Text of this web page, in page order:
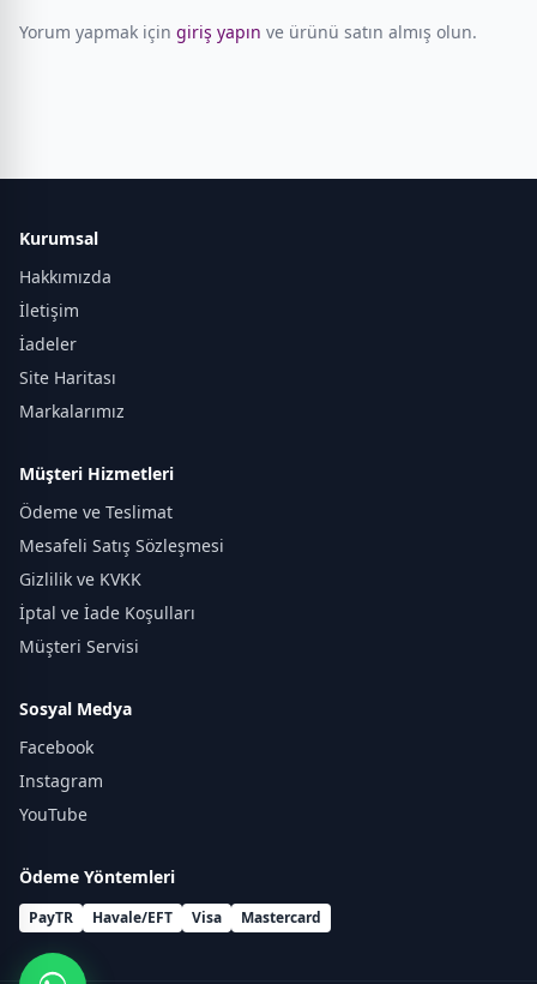
Yorum yapmak için giriş yapın ve ürünü satın almış olun.
Kurumsal
Hakkımızda
İletişim
İadeler
Site Haritası
Markalarımız
Müşteri Hizmetleri
Ödeme ve Teslimat
Mesafeli Satış Sözleşmesi
Gizlilik ve KVKK
İptal ve İade Koşulları
Müşteri Servisi
Sosyal Medya
Facebook
Instagram
YouTube
Ödeme Yöntemleri
PayTR Havale/EFT Visa Mastercard